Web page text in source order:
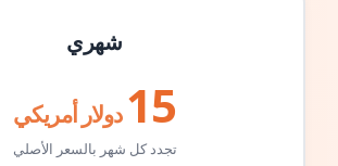
شهري
15 دولار أمريكي
تجدد كل شهر بالسعر الأصلي